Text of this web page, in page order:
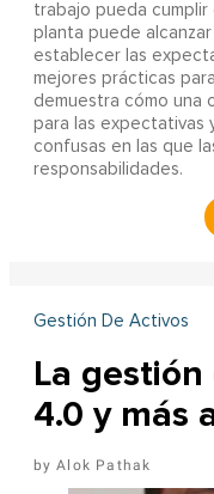
trabajo pueda cumplir
planta puede
establecer las
mejores prácticas
demuestra cómo una
para las expectativas
confusas en las que
responsabilidades.
Gestión De Activos
La
4.0 y más
Alok Pathak